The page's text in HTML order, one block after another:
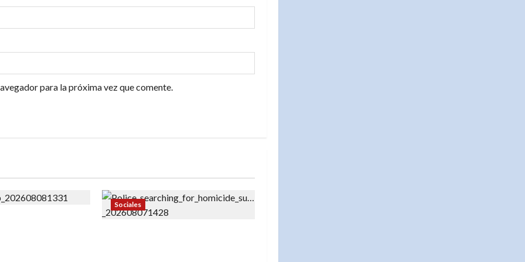
para la próxima vez que comente.
Sociales